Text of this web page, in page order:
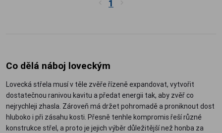
1
Co dělá náboj loveckým
Lovecká střela musí v těle zvěře řízeně expandovat, vytvořit
dostatečnou ranivou kavitu a předat energii tak, aby zvěř co
nejrychleji zhasla. Zároveň má držet pohromadě a proniknout dost
hluboko i při zásahu kosti. Přesně tenhle kompromis řeší různé
konstrukce střel, a proto je jejich výběr důležitější než honba za